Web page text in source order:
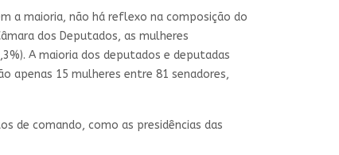
a maioria, não há reflexo na composição do
dos Deputados, as mulheres
A maioria dos deputados e deputadas
apenas 15 mulheres entre 81 senadores,
de comando, como as presidências das